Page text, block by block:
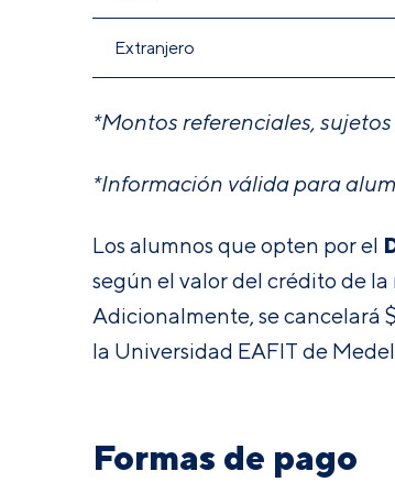
Extranjero
*Montos referenciales,
*Información válida para
Los alumnos que opten por el
según el valor del crédito de
Adicionalmente, se cancelará
la Universidad EAFIT de
Formas de pago